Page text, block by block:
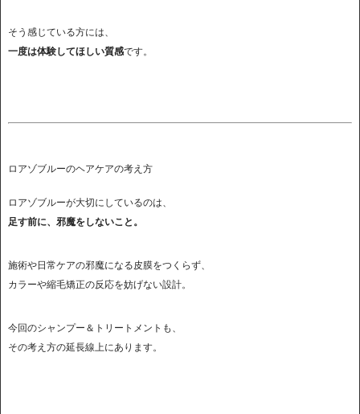
そう感じている方には、
一度は体験してほしい質感です。
ロアゾブルーのヘアケアの考え方
ロアゾブルーが大切にしているのは、
足す前に、邪魔をしないこと。
施術や日常ケアの邪魔になる皮膜をつくらず、
カラーや縮毛矯正の反応を妨げない設計。
今回のシャンプー＆トリートメントも、
その考え方の延長線上にあります。